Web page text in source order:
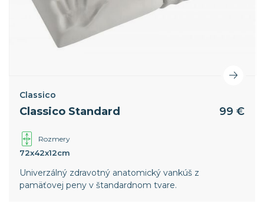
Classico
Classico Standard 99 €
Rozmery
72x42x12cm
Univerzálný zdravotný anatomický vankúš z
pamäťovej peny v štandardnom tvare.